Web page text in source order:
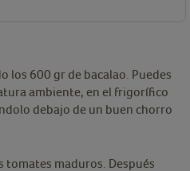
los 600 gr de bacalao. Puedes
ambiente, en el frigorífico
debajo de un buen chorro
tomates maduros. Después